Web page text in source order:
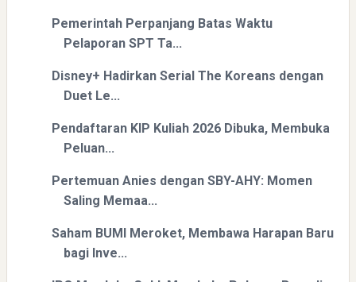
Pemerintah Perpanjang Batas Waktu
Pelaporan SPT Ta...
Disney+ Hadirkan Serial The Koreans dengan
Duet Le...
Pendaftaran KIP Kuliah 2026 Dibuka, Membuka
Peluan...
Pertemuan Anies dengan SBY-AHY: Momen
Saling Memaa...
Saham BUMI Meroket, Membawa Harapan Baru
bagi Inve...